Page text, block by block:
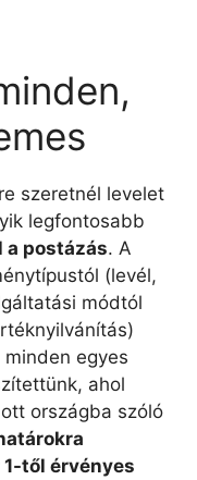
szeretnél levelet
legfontosabb
a postázás. A
(levél,
módtól
egyes
ahol
országba szóló
től érvényes